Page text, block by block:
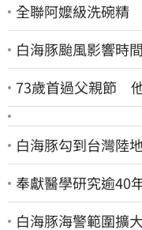
全聯阿嬤級洗碗精
白海豚颱風影響時
73歲首過父親節
白海豚勾到台灣陸
奉獻醫學研究逾40
白海豚海警範圍擴